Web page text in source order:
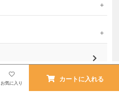
お気に入り
カートに入れる
検索